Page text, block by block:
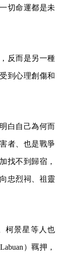
切命運都是未
反而是另一種
到心理創傷和
白自己為何而
者、也是戰爭
找不到歸宿，
忠烈祠、祖靈
柯景星等人也
）羈押，